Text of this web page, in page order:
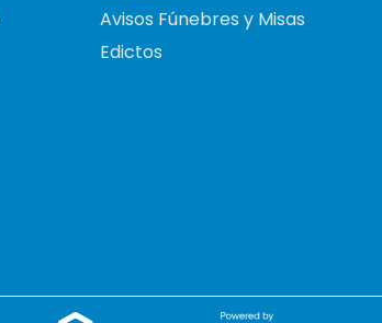
Avisos Fúnebres y Misas
Edictos